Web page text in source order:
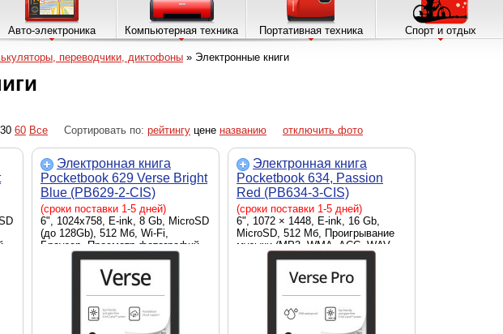
Авто-электроника Компьютерная техника Портативная техника Спорт и отдых
переводчики, диктофоны » Электронные книги
30 60 Все Сортировать по: рейтингу цене названию отключить фото
Электронная книга
Pocketbook 629 Verse Bright
Blue (PB629-2-CIS)
(сроки поставки 1-5 дней)
6", 1024х758, E-ink, 8 Gb, MicroSD
(до 128Gb), 512 Мб, Wi-Fi,
Браузер, Просмотр фотографий,
Словарь, USB Type C, Wi-Fi,
голубой, Li-Ion, 1500 мАч, 108 x
156 x 7.6 мм, 182 г
Электронная книга
Pocketbook 634, Passion
Red (PB634-3-CIS)
(сроки поставки 1-5 дней)
6", 1072 × 1448, E-ink, 16 Gb,
MicroSD, 512 Мб, Проигрывание
музыки (MP3, WMA, ACC, WAV,
OGG), Проигрывание музыки
MP3, Програвання музики OGG,
OGG.ZIP, USB Type C, Wi-Fi,
Bluetooth, Android, красный, Li-Ion,
1500 мАч, 108 x 156 x 7.6 мм, 186